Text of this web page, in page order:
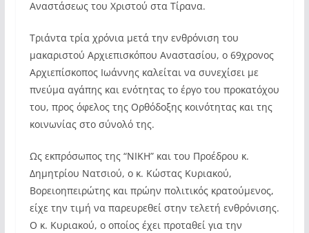
Αναστάσεως του Χριστού στα Τίρανα.​
Τριάντα τρία χρόνια μετά την ενθρόνιση του
μακαριστού Αρχιεπισκόπου Αναστασίου, ο 69χρονος
Αρχιεπίσκοπος Ιωάννης καλείται να συνεχίσει με
πνεύμα αγάπης και ενότητας το έργο του προκατόχου
του, προς όφελος της Ορθόδοξης κοινότητας και της
κοινωνίας στο σύνολό της. ​
Ως εκπρόσωπος της “ΝΙΚΗ” και του Προέδρου κ.
Δημητρίου Νατσιού, ο κ. Κώστας Κυριακού,
Βορειοηπειρώτης και πρώην πολιτικός κρατούμενος,
είχε την τιμή να παρευρεθεί στην τελετή ενθρόνισης.
Ο κ. Κυριακού, ο οποίος έχει προταθεί για την